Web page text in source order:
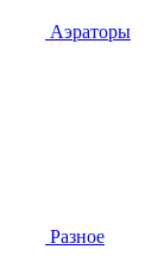
Аэраторы
Разное